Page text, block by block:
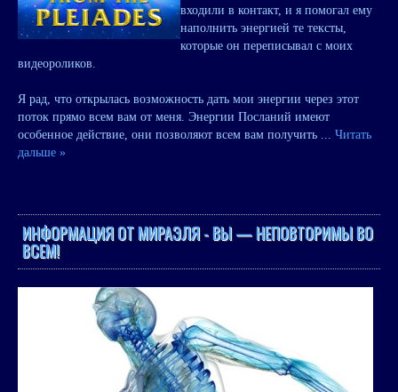
входили в контакт, и я помогал ему
наполнить энергией те тексты,
которые он переписывал с моих
видеороликов.
Я рад, что открылась возможность дать мои энергии через этот
поток прямо всем вам от меня. Энергии Посланий имеют
особенное действие, они позволяют всем вам получить ... Читать
дальше »
ИНФОРМАЦИЯ ОТ МИРАЭЛЯ - ВЫ — НЕПОВТОРИМЫ ВО
ВСЕМ!